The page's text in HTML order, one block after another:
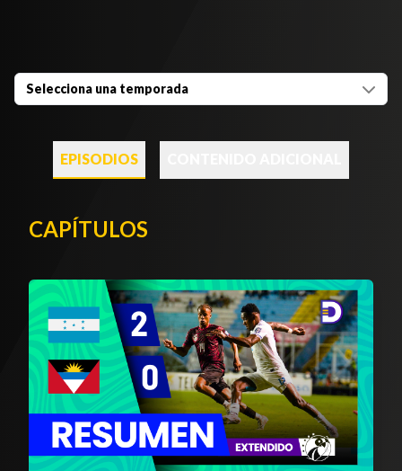
Selecciona una temporada
EPISODIOS
CAPÍTULOS